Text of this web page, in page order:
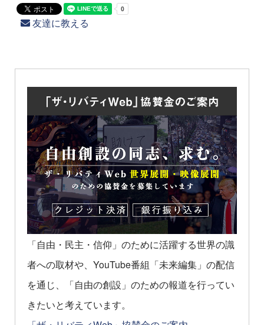
友達に教える
「自由・民主・信仰」のために活躍する世界の識
者への取材や、YouTube番組「未来編集」の配信
を通じ、「自由の創設」のための報道を行ってい
きたいと考えています。